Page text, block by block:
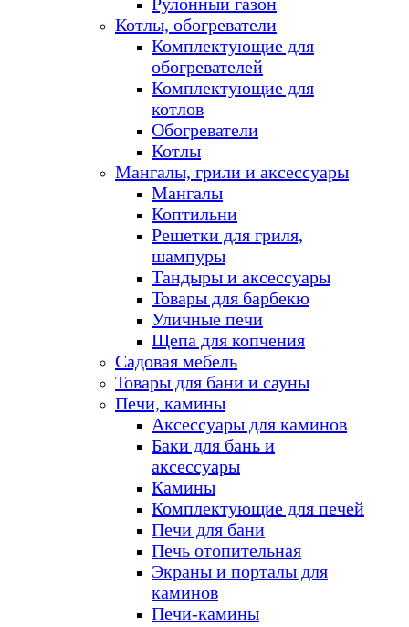
Котлы, обогреватели
Комплектующие для
обогревателей
Комплектующие для
котлов
Обогреватели
Котлы
Мангалы, грили и аксессуары
Мангалы
Коптильни
Решетки для гриля,
шампуры
Тандыры и аксессуары
Товары для барбекю
Уличные печи
Щепа для копчения
Садовая мебель
Товары для бани и сауны
Печи, камины
Аксессуары для каминов
Баки для бань и
аксессуары
Камины
Комплектующие для печей
Печи для бани
Печь отопительная
Экраны и порталы для
каминов
Печи-камины